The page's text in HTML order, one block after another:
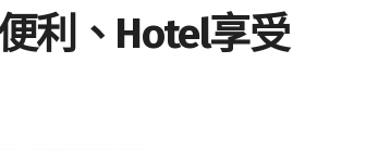
利、Hotel享受